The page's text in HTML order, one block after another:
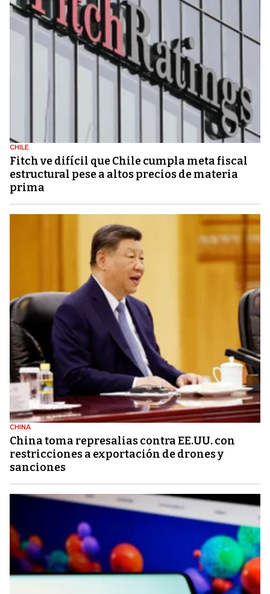
CHILE
Fitch ve difícil que Chile cumpla meta fiscal
estructural pese a altos precios de materia
prima
CHINA
China toma represalias contra EE.UU. con
restricciones a exportación de drones y
sanciones